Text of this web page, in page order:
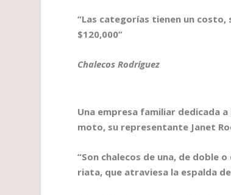
“Las categorías tienen un costo,
$120,000”
Chalecos Rodríguez
Una empresa familiar dedicada
moto, su representante Janet
“Son chalecos de una, de doble
riata, que atraviesa la espalda